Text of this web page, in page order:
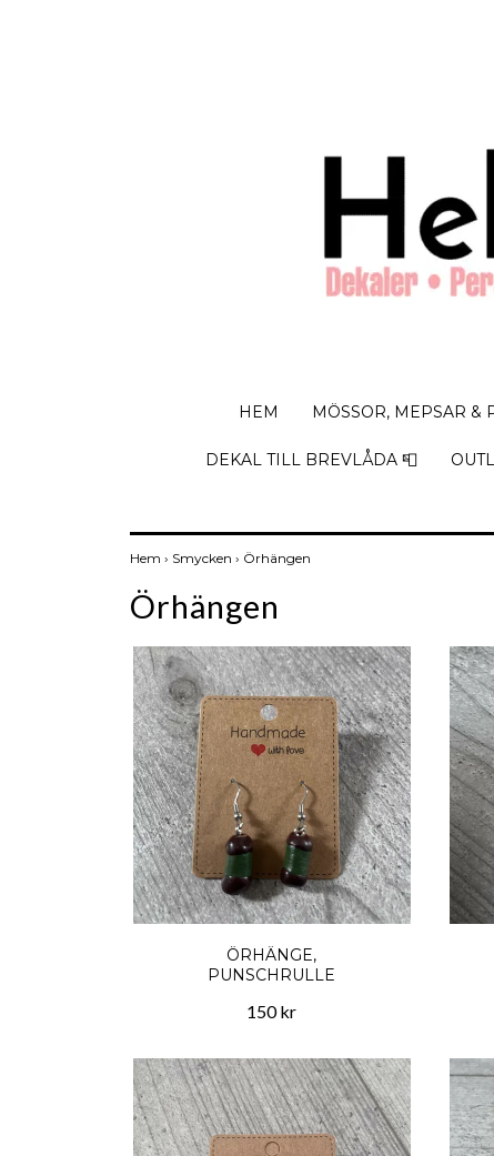
HEM MÖSSOR, MEPSAR &
DEKAL TILL BREVLÅDA 📮
Hem › Smycken › Örhängen
Örhängen
ÖRHÄNGE,
PUNSCHRULLE
150 kr